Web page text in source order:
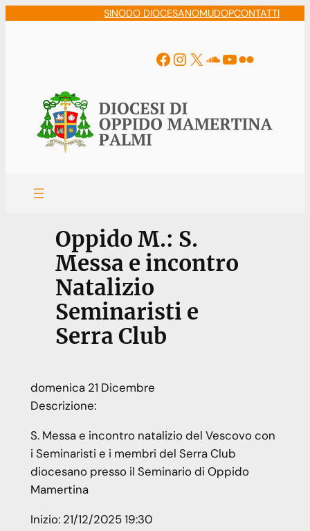
SINODO DIOCESANOMUDOPCONTATTI
Facebook
Instagram
X Soundcloud
YouTube
Flickr
Oppido M.: S.
Messa e incontro
Natalizio
Seminaristi e
Serra Club
domenica 21 Dicembre
Descrizione:
S. Messa e incontro natalizio del Vescovo con
i Seminaristi e i membri del Serra Club
diocesano presso il Seminario di Oppido
Mamertina
Inizio: 21/12/2025 19:30